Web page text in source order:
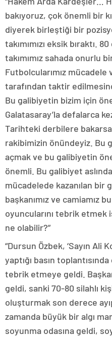
bakıyoruz, çok önemli bir
diyerek birleştiği bir
takımımızı eksik bıraktı.
takımımız sahada onurlu
Futbolcularımız mücadele
tarafından taktir
Bu galibiyetin bizim için
Galatasaray’la defalarca
Tarihteki derbilere
rakibimizin önündeyiz. Bu
açmak ve bu galibiyetin
önemli. Bu galibiyet
mücadelede kazanılan bir
başkanımız ve camiamız
oyuncularını tebrik etmek
ne olabilir?”
“Dursun Özbek, ‘Sayın Ali
yaptığı basın
tebrik etmeye geldi.
geldi, sanki 70-80 silahlı
oluşturmak son derece
zamanda büyük bir algı
soyunma odasına geldi,